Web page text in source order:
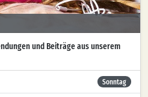
und Beiträge aus unserem
Sonntag